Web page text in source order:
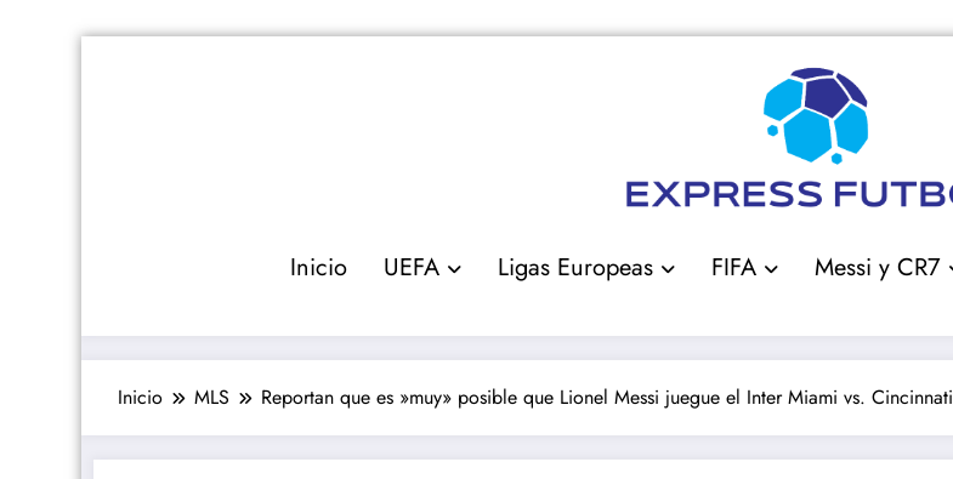
Inicio UEFA Ligas Europeas FIFA Messi y CR7
Inicio MLS Reportan que es »muy» posible que Lionel Messi juegue el Inter Miami vs. Cincinnati